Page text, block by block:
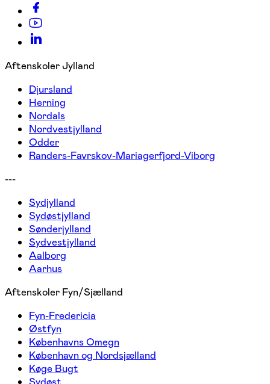
Aftenskoler Jylland
Djursland
Herning
Nordals
Nordvestjylland
Odder
Randers-Favrskov-Mariagerfjord-Viborg
---
Sydjylland
Sydøstjylland
Sønderjylland
Sydvestjylland
Aalborg
Aarhus
Aftenskoler Fyn/Sjælland
Fyn-Fredericia
Østfyn
Københavns Omegn
København og Nordsjælland
Køge Bugt